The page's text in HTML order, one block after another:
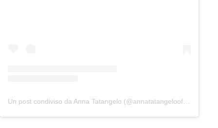
Un post condiviso da Anna Tatangelo (@annatatangeloofficial)